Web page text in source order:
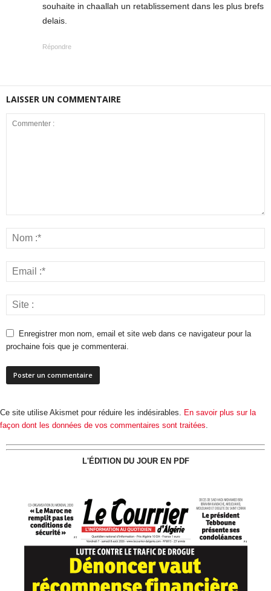
souhaite in chaallah un retablissement dans les plus brefs
delais.
Répondre
LAISSER UN COMMENTAIRE
Enregistrer mon nom, email et site web dans ce navigateur pour la
prochaine fois que je commenterai.
Ce site utilise Akismet pour réduire les indésirables. En savoir plus sur la
façon dont les données de vos commentaires sont traitées
L'ÉDITION DU JOUR EN PDF